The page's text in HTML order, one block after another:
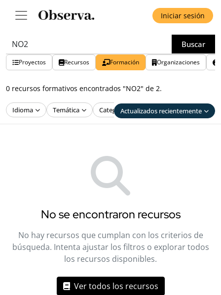
Iniciar sesión
Buscar
Proyectos Recursos Formación Organizaciones
0 recursos formativos encontrados "NO2" de 2.
Idioma Temática Categoría Público
Actualizados recientemente
No se encontraron recursos
No hay recursos que cumplan con los criterios de
búsqueda. Intenta ajustar los filtros o explorar todos
los recursos disponibles.
Ver todos los recursos